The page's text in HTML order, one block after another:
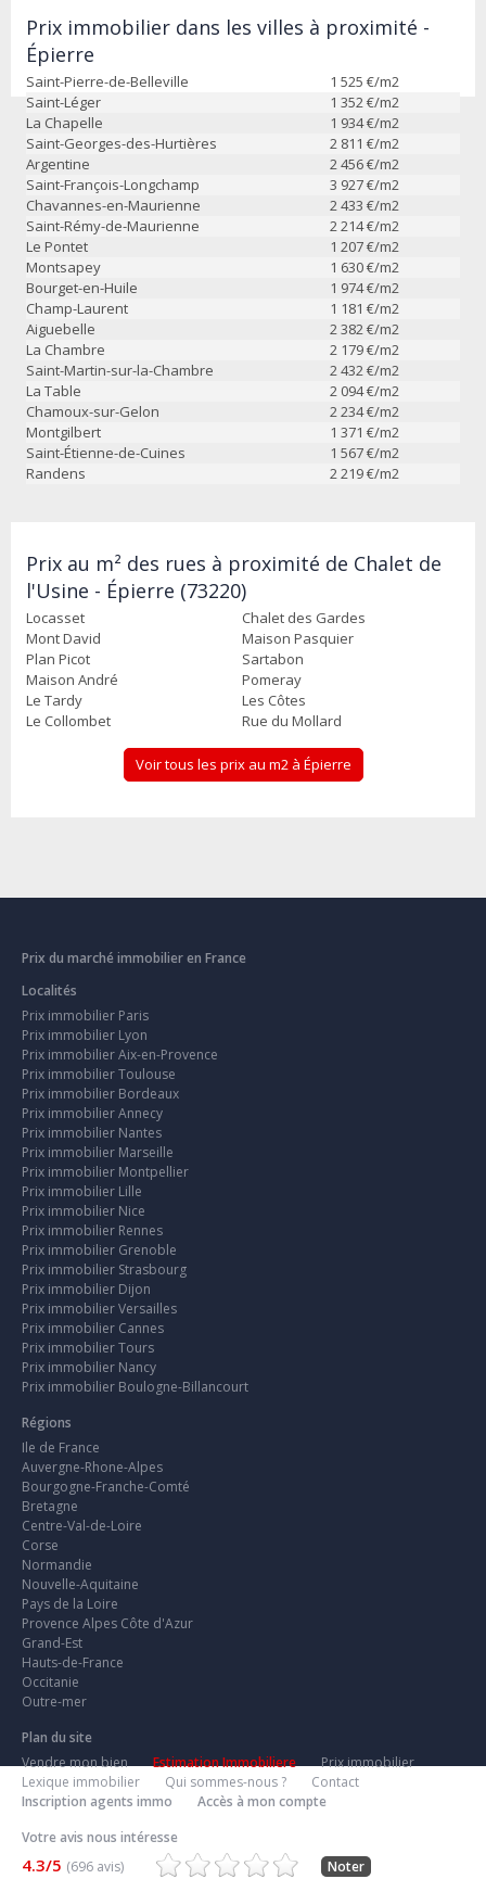
Prix immobilier dans les villes à proximité -
Épierre
Saint-Pierre-de-Belleville 1 525 €/m2
Saint-Léger
1 352 €/m2
La Chapelle
1 934€/m2
Saint-Georges-des-Hurtières
2 811 €/m2
Argentine
2 456€/m2
Saint-François-Longchamp
3 927€/m2
Chavannes-en-Maurienne
2 433 €/m2
Saint-Rémy-de-Maurienne
2 214€/m2
Le Pontet
1 207€/m2
Montsapey
1 630€/m2
Bourget-en-Huile
1 974€/m2
Champ-Laurent
1 181 €/m2
Aiguebelle
2 382 €/m2
La Chambre
2 179€/m2
Saint-Martin-sur-la-Chambre
2 432 €/m2
La Table
2 094€/m2
Chamoux-sur-Gelon
2 234€/m2
Montgilbert
1 371 €/m2
Saint-Étienne-de-Cuines
1 567€/m2
Randens
2 219€/m2
Prix au m² des rues à proximité de Chalet de
l'Usine - Épierre (73220)
Locasset
Chalet des Gardes
Mont David
Maison Pasquier
Plan Picot
Sartabon
Maison André
Pomeray
Le Tardy
Les Côtes
Le Collombet
Rue du Mollard
Voir tous les prix au m2 à Épierre
Prix du marché immobilier en France
Localités
Prix immobilier Paris
Prix immobilier Lyon
Prix immobilier Aix-en-Provence
Prix immobilier Toulouse
Prix immobilier Bordeaux
Prix immobilier Annecy
Prix immobilier Nantes
Prix immobilier Marseille
Prix immobilier Montpellier
Prix immobilier Lille
Prix immobilier Nice
Prix immobilier Rennes
Prix immobilier Grenoble
Prix immobilier Strasbourg
Prix immobilier Dijon
Prix immobilier Versailles
Prix immobilier Cannes
Prix immobilier Tours
Prix immobilier Nancy
Prix immobilier Boulogne-Billancourt
Régions
Ile de France
Auvergne-Rhone-Alpes
Bourgogne-Franche-Comté
Bretagne
Centre-Val-de-Loire
Corse
Normandie
Nouvelle-Aquitaine
Pays de la Loire
Provence Alpes Côte d'Azur
Grand-Est
Hauts-de-France
Occitanie
Outre-mer
Plan du site
Vendre mon bien
Estimation Immobiliere
Prix immobilier
Lexique immobilier
Qui sommes-nous ?
Contact
Inscription agents immo
Accès à mon compte
Votre avis nous intéresse
4.3/5 (696 avis) Noter